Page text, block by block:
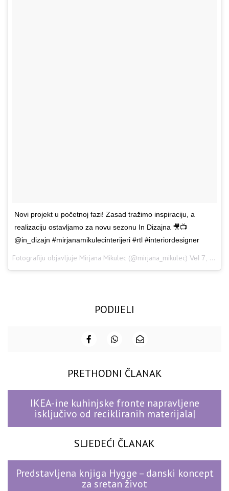
Novi projekt u početnoj fazi! Zasad tražimo inspiraciju, a
realizaciju ostavljamo za novu sezonu In Dizajna 🎥📺
@in_dizajn #mirjanamikulecinterijeri #rtl #interiordesigner
Fotografiju objavljuje Mirjana Mikulec (@mirjana_mikulec) Vel 7, 2017 u 1:49 PST
PODIJELI
PRETHODNI ČLANAK
IKEA-ine kuhinjske fronte napravljene
isključivo od recikliranih materijala|
SLJEDEĆI ČLANAK
Predstavljena knjiga Hygge – danski koncept
za sretan život